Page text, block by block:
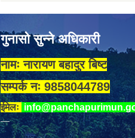
गुनासो सुन्ने अधिकारी
नामः नारायण बहादुर बिष्ट
सम्पर्क नः 9858044789
ईमेलः